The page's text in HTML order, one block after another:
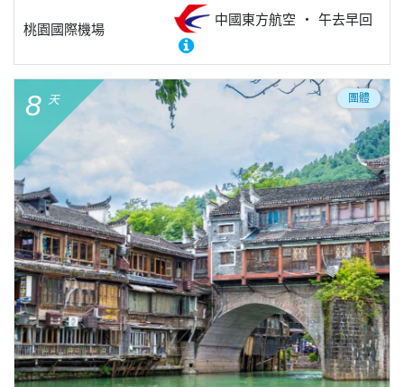
桃園國際機場
中國東方航空 午去早回
8 天 團體